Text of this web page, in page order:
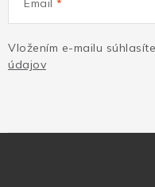
Vložením e-mailu
údajov